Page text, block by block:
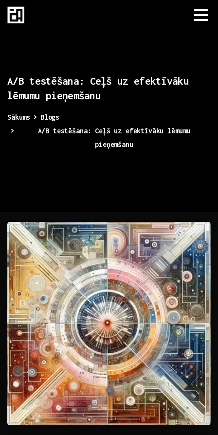
A/B testēšana: Ceļš uz efektīvāku
lēmumu pieņemšanu
Sākums
Blogs
A/B testēšana: Ceļš uz efektīvāku lēmumu
pieņemšanu